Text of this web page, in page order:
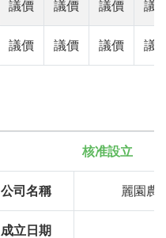
議價 議價 議價 議
議價 議價 議價 議
核准設立
公司名稱 麗園農
成立日期